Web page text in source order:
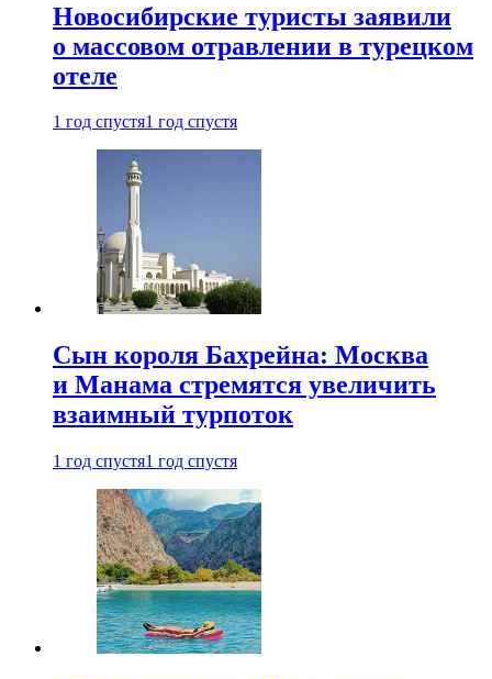
Новосибирские туристы заявили
о массовом отравлении в турецком
отеле
1 год спустя1 год спустя
Сын короля Бахрейна: Москва
и Манама стремятся увеличить
взаимный турпоток
1 год спустя1 год спустя